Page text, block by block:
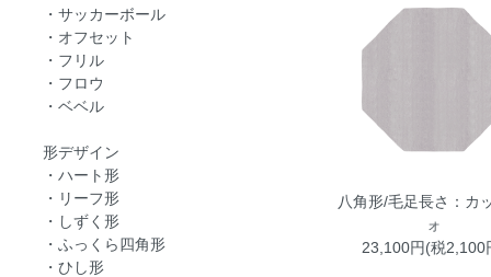
八角形/毛足長さ：カ
ォ
23,100円(税2,100
・サッカーボール
・オフセット
・フリル
・フロウ
・ベベル
形デザイン
・ハート形
・リーフ形
・しずく形
・ふっくら四角形
・ひし形